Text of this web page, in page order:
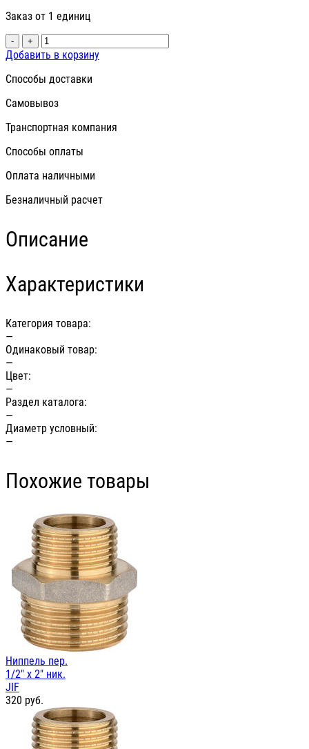
Заказ от 1 единиц
- +
Добавить в корзину
Способы доставки
Самовывоз
Транспортная компания
Способы оплаты
Оплата наличными
Безналичный расчет
Описание
Характеристики
Категория товара:
—
Одинаковый товар:
—
Цвет:
—
Раздел каталога:
—
Диаметр условный:
—
Похожие товары
Ниппель пер.
1/2" х 2" ник.
JIF
320 руб.